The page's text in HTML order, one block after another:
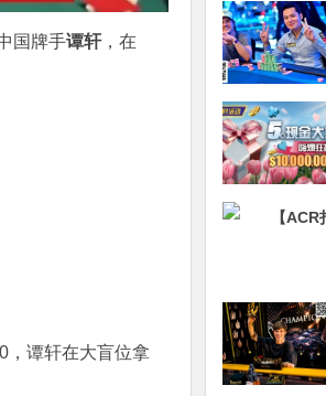
国牌手谭轩，在
，谭轩在大盲位拿